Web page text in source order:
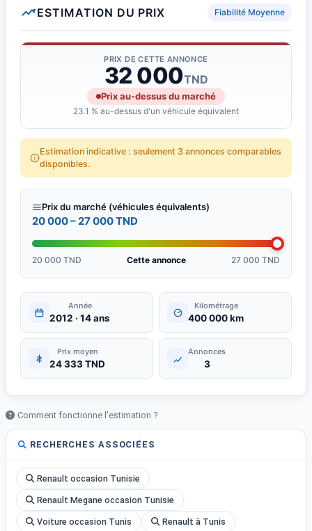
✔️ Break spacieux avec grand coffre
✔️ Direction assistée
✔️ Fermeture centralisée
✔️ Entretien à jour
✔️ Intérieur et extérieur en bon état
???? Pour plus d’informations ou visite, merci de me contacter en
privé.
ESTIMATION DU PRIX Fiabilité Moyenne
PRIX DE CETTE ANNONCE
32 000TND
Prix au-dessus du marché
23.1 % au-dessus d'un véhicule équivalent
Estimation indicative : seulement 3 annonces comparables
disponibles.
Prix du marché (véhicules équivalents)
20 000 – 27 000 TND
20 000 TND Cette annonce 27 000 TND
Année
2012 · 14 ans
Kilométrage
400 000 km
Prix moyen
24 333 TND
Annonces
3
Comment fonctionne l'estimation ?
RECHERCHES ASSOCIÉES
Renault occasion Tunisie
Renault Megane occasion Tunisie
Voiture occasion Tunis Renault à Tunis